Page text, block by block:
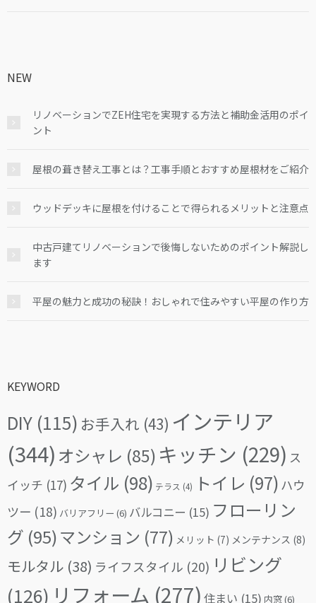
NEW
リノベーションでZEH住宅を実現する方法と補助金活用のポイ
ント
屋根の葺き替え工事とは？工事手順とおすすめ屋根材をご紹介
ウッドデッキに屋根を付けることで得られるメリットと注意点
中古戸建てリノベーションで後悔しないためのポイント解説し
ます
平屋の魅力と成功の秘訣！おしゃれで住みやすい平屋の作り方
KEYWORD
DIY (115) お手入れ (43) インテリア
(344) オシャレ (85) キッチン (229) ス
イッチ (17) タイル (98) テラス (4) トイレ (97) ハウ
ツー (18) バリアフリー (6) バルコニー (15) フローリン
グ (95)マンション (77) メリット (7) メンテナンス (8)
モルタル (38) ライフスタイル (20) リビング
(126) リフォーム (277) 住まい (15) 内窓(6)